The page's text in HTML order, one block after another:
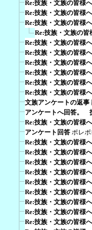
Re:技族・文族の皆様
Re:技族・文族の皆様
Re:技族・文族の皆様
Re:技族・文族の
Re:技族・文族の皆様
Re:技族・文族の皆様
Re:技族・文族の皆様
Re:技族・文族の皆様
Re:技族・文族の皆様
Re:技族・文族の皆様
文族アンケートの返事
アンケートへ回答。
Re:技族・文族の皆様
アンケート回答 ポレ
Re:技族・文族の皆様
Re:技族・文族の皆様
Re:技族・文族の皆様
Re:技族・文族の皆様
Re:技族・文族の皆様
Re:技族・文族の皆様
Re:技族・文族の皆様
Re:技族・文族の皆様
Re:技族・文族の皆様